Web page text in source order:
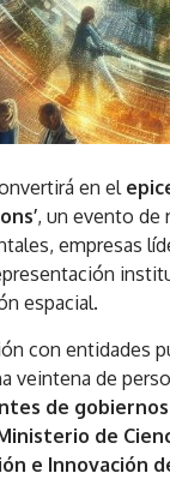
en el
, un evento de
empresas
espacial.
con entidades
veintena de
de
de
e Innovación